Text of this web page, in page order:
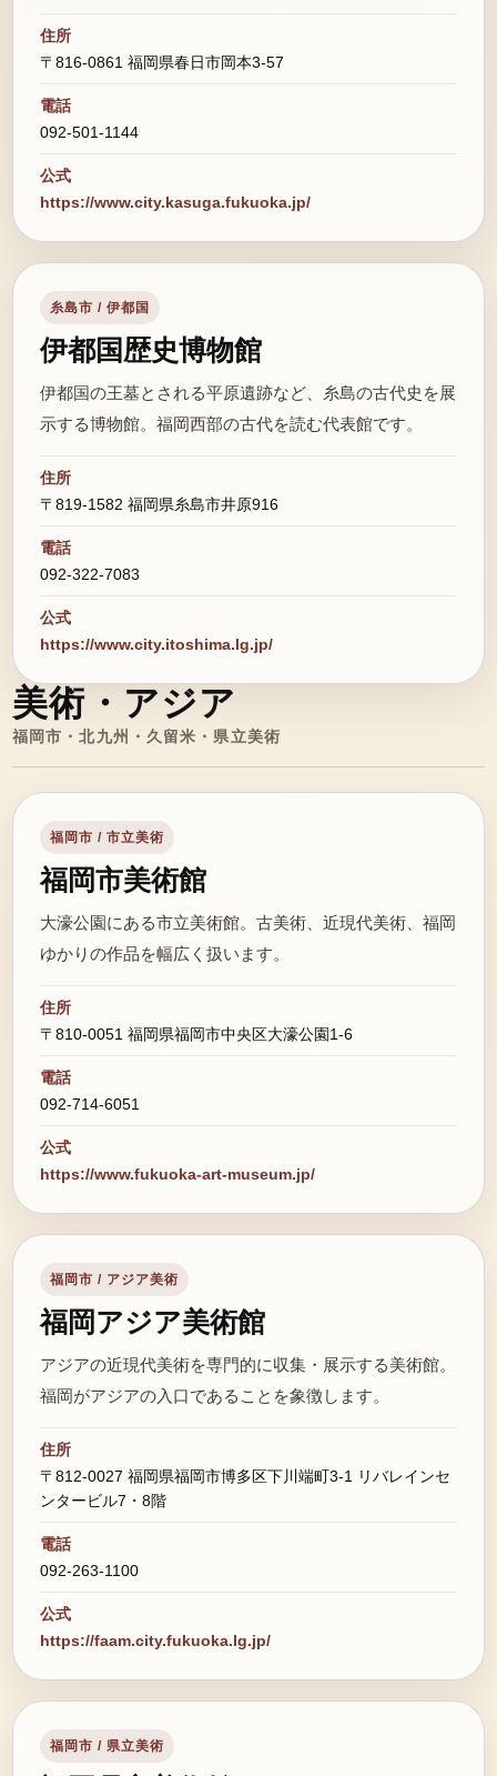
住所
〒816-0861 福岡県春日市岡本3-57
電話
092-501-1144
公式
https://www.city.kasuga.fukuoka.jp/
糸島市 / 伊都国
伊都国歴史博物館
伊都国の王墓とされる平原遺跡など、糸島の古代史を展
示する博物館。福岡西部の古代を読む代表館です。
住所
〒819-1582 福岡県糸島市井原916
電話
092-322-7083
公式
https://www.city.itoshima.lg.jp/
美術・アジア
福岡市・北九州・久留米・県立美術
福岡市 / 市立美術
福岡市美術館
大濠公園にある市立美術館。古美術、近現代美術、福岡
ゆかりの作品を幅広く扱います。
住所
〒810-0051 福岡県福岡市中央区大濠公園1-6
電話
092-714-6051
公式
https://www.fukuoka-art-museum.jp/
福岡市 / アジア美術
福岡アジア美術館
アジアの近現代美術を専門的に収集・展示する美術館。
福岡がアジアの入口であることを象徴します。
住所
〒812-0027 福岡県福岡市博多区下川端町3-1 リバレインセ
ンタービル7・8階
電話
092-263-1100
公式
https://faam.city.fukuoka.lg.jp/
福岡市 / 県立美術